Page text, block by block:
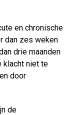
en chronische
dan zes weken
drie maanden
klacht niet te
door
de